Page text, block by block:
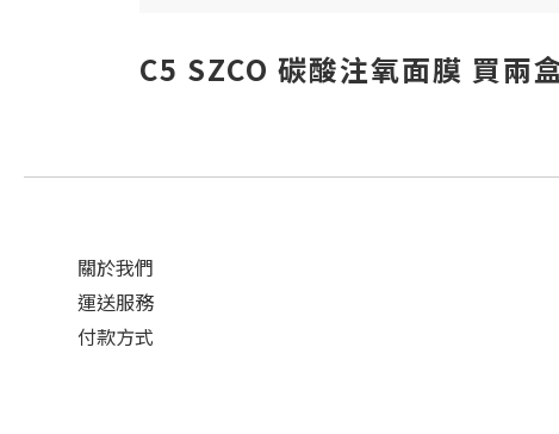
C5 SZCO 碳酸注氧面膜 買兩
關於我們
運送服務
付款方式